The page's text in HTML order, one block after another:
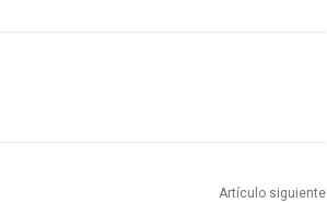
Artículo siguiente